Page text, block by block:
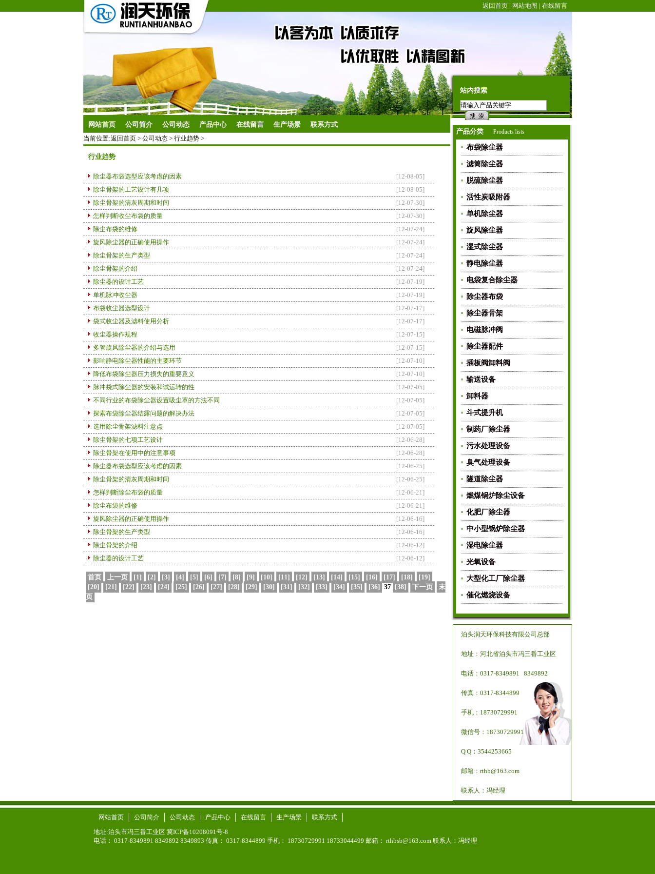
返回首页| 网站地图 | 在线留言
网站首页 公司简介 公司动态 产品中心 在线留言 生产场景
联系方式
当前位置:返回首页> 公司动态> 行业趋势>
行业趋势
除尘器布袋选型应该考虑的因素
[12-08-05]
除尘骨架的工艺设计有几项
[12-08-05]
除尘骨架的清灰周期和时间
[12-07-30]
怎样判断收尘布袋的质量
[12-07-30]
除尘布袋的维修
[12-07-24]
旋风除尘器的正确使用操作
[12-07-24]
除尘骨架的生产类型
[12-07-24]
除尘骨架的介绍
[12-07-24]
除尘器的设计工艺
[12-07-19]
单机脉冲收尘器
[12-07-19]
布袋收尘器选型设计
[12-07-17]
袋式收尘器及滤料使用分析
[12-07-17]
收尘器操作规程
[12-07-15]
多管旋风除尘器的介绍与选用
[12-07-15]
影响静电除尘器性能的主要环节
[12-07-10]
降低布袋除尘器压力损失的重要意义
[12-07-10]
脉冲袋式除尘器的安装和试运转的性
[12-07-05]
不同行业的布袋除尘器设置吸尘罩的方法不同
[12-07-05]
探索布袋除尘器结露问题的解决办法
[12-07-05]
选用除尘骨架滤料注意点
[12-07-05]
除尘骨架的七项工艺设计
[12-06-28]
除尘骨架在使用中的注意事项
[12-06-28]
除尘器布袋选型应该考虑的因素
[12-06-25]
除尘骨架的清灰周期和时间
[12-06-25]
怎样判断除尘布袋的质量
[12-06-21]
除尘布袋的维修
[12-06-21]
旋风除尘器的正确使用操作
[12-06-16]
除尘骨架的生产类型
[12-06-16]
除尘骨架的介绍
[12-06-12]
除尘器的设计工艺
[12-06-12]
首页 上一页 [1] [2] [3] [4] [5] [6] [7] [8] [9] [10] [11] [12] [13] [14] [15] [16] [17] [18]
[19]
[20]
[21] [22] [23] [24] [25] [26] [27] [28] [29] [30] [31] [32] [33] [34] [35] [36] 37 [38] 下一页
末
页
站内搜索
产品分类 Products lists
布袋除尘器
滤筒除尘器
脱硫除尘器
活性炭吸附器
单机除尘器
旋风除尘器
湿式除尘器
静电除尘器
电袋复合除尘器
除尘器布袋
除尘器骨架
电磁脉冲阀
除尘器配件
插板阀卸料阀
输送设备
卸料器
斗式提升机
制药厂除尘器
污水处理设备
臭气处理设备
隧道除尘器
燃煤锅炉除尘设备
化肥厂除尘器
中小型锅炉除尘器
湿电除尘器
光氧设备
大型化工厂除尘器
催化燃烧设备
泊头润天环保科技有限公司总部
地址：河北省泊头市冯三番工业区
电话：0317-8349891 8349892
传真：0317-8344899
手机：18730729991
微信号：18730729991
Q Q：3544253665
邮箱：rthb@163.com
联系人：冯经理
网站首页 公司简介 公司动态 产品中心 在线留言 生产场景
联系方式
地址:泊头市冯三番工业区 冀ICP备10208091号-8
电话： 0317-8349891 8349892 8349893 传真： 0317-8344899 手机： 18730729991 18733044499 邮箱： rthbsb@163.com 联系人：冯经理